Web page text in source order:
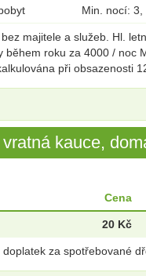
Min. nocí:
majitele a služeb. Hl.
roku za 4000 /
při obsazenosti
kauce,
Cena
20 Kč
za spotřebované